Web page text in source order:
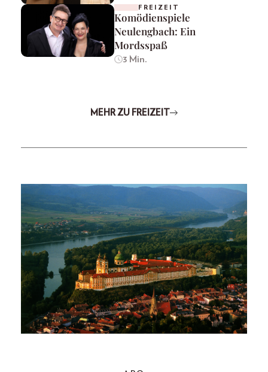
FREIZEIT
Komödienspiele
Neulengbach: Ein
Mordsspaß
3 Min.
MEHR ZU FREIZEIT